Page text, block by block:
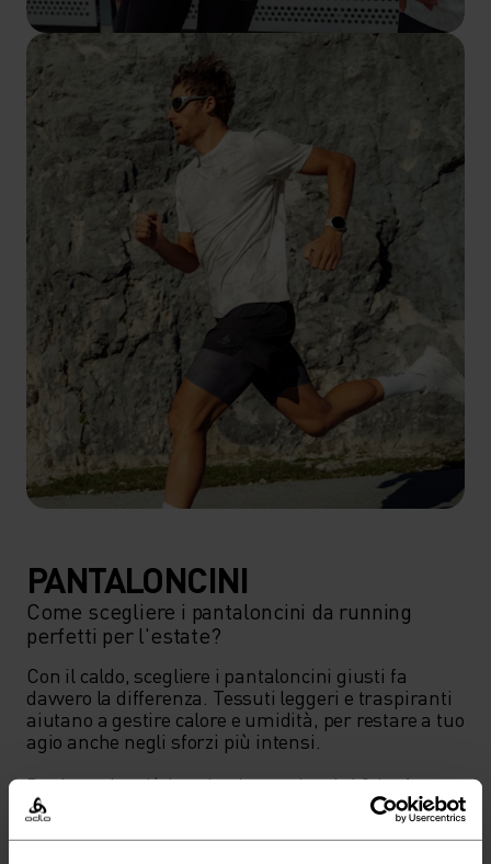
PANTALONCINI
Come scegliere i pantaloncini da running
perfetti per l'estate?
Con il caldo, scegliere i pantaloncini giusti fa
davvero la differenza. Tessuti leggeri e traspiranti
aiutano a gestire calore e umidità, per restare a tuo
agio anche negli sforzi più intensi.
Per le uscite più lunghe, i pantaloncini 2-in-1 con
slip integrato offrono supporto e riducono lo
sfregamento tra le cosce. Cerca tagli ergonomici e